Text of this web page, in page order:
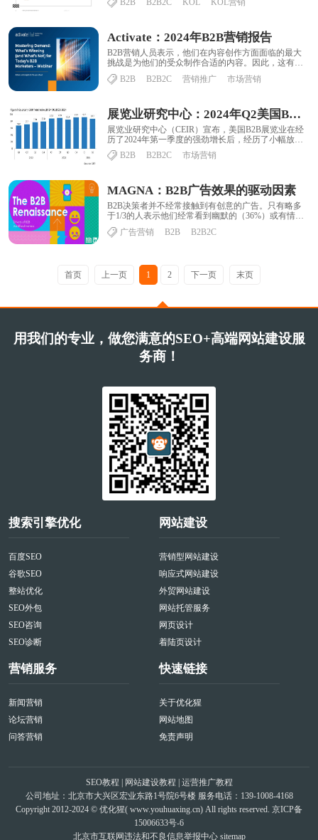
B2B B2B2C KOL KOL营销
Activate：2024年B2B营销报告
B2B营销人员表示，他们在内容创作方面面临的最大
挑战是为他们的受众制作合适的内容。因此，这有助
于了解他们认为哪种内容类型能够带来最高的ROI......
B2B B2B2C 营销推广 市场营销
展览业研究中心：2024年Q2美国B2B展会出席率降至87.7%
展览业研究中心（CEIR）宣布，美国B2B展览业在经
历了2024年第一季度的强劲增长后，经历了小幅放
缓。在2024年第一季度达到创纪录的92......
B2B B2B2C 市场营销
MAGNA：B2B广告效果的驱动因素
B2B决策者并不经常接触到有创意的广告。只有略多
于1/3的人表示他们经常看到幽默的（36%）或有情感
吸引力的（36%）B2B产品/服务广告。......
广告营销 B2B B2B2C
首页 上一页 1 2 下一页 末页
用我们的专业，做您满意的SEO+高端网站建设服
务商！
搜索引擎优化
百度SEO
谷歌SEO
整站优化
SEO外包
SEO咨询
SEO诊断
网站建设
营销型网站建设
响应式网站建设
外贸网站建设
网站托管服务
网页设计
着陆页设计
营销服务
新闻营销
论坛营销
问答营销
快速链接
关于优化猩
网站地图
免责声明
SEO教程 网站建设教程
运营推广教程
公司地址：北京市大兴区宏业东路1号院6号楼 服务电话：139-1008-4168
Copyright 2012-2024 © 优化猩( www.youhuaxing.cn) All rights reserved. 京ICP备
15006633号-6
北京市互联网违法和不良信息举报中心 sitemap